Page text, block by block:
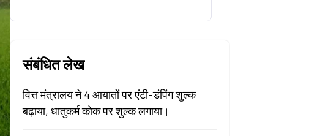
संबंधित लेख
वित्त मंत्रालय ने 4 आयातों पर एंटी-डंपिंग शुल्क
बढ़ाया, धातुकर्म कोक पर शुल्क लगाया।